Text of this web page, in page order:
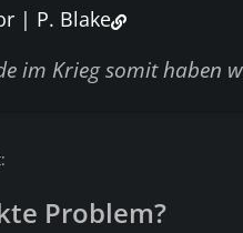
| P. Blake
im Krieg somit haben
Problem?